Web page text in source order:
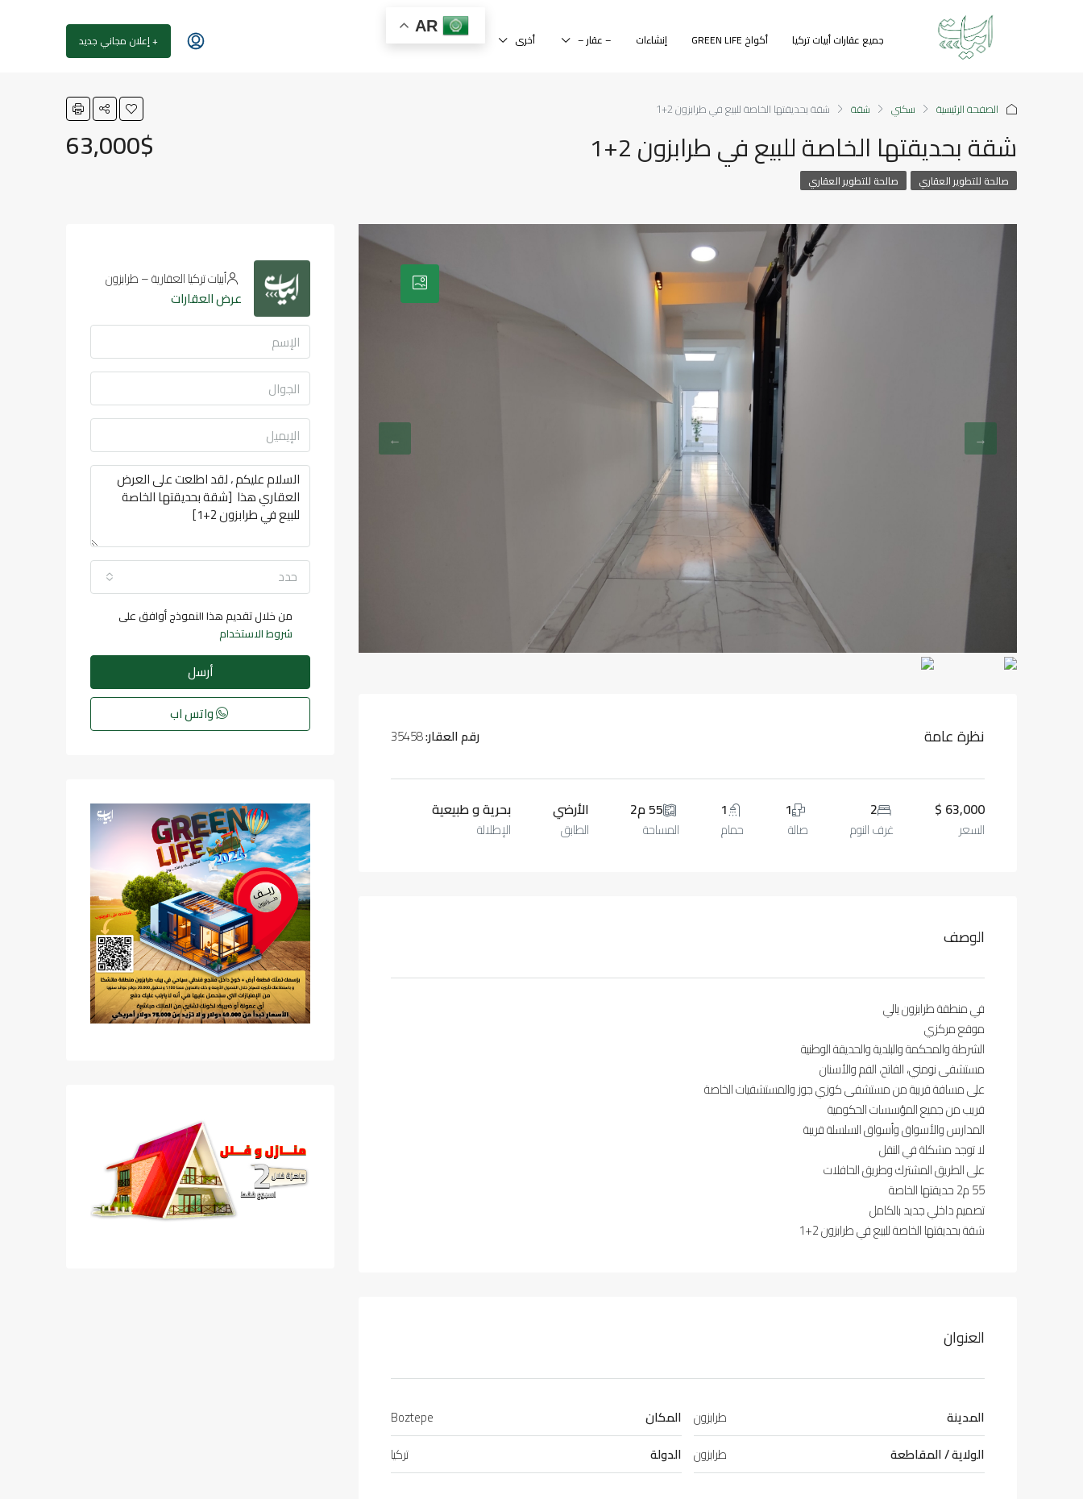
جميع عقارات أبيات تركيا أكواخ GREEN LIFE إنشاءات – عقار – أخرى
AR
+ إعلان مجاني جديد
الصفحة الرئيسية سكني شقة شقة بحديقتها الخاصة للبيع في طرابزون 2+1
شقة بحديقتها الخاصة للبيع في طرابزون 2+1 63,000$
صالحة للتطوير العقاري صالحة للتطوير العقاري
نظرة عامة رقم العقار:
63,000 $
السعر
2
غرف النوم
1
صالة
1
حمام
55 م2
المساحة
الأرضي
الطابق
بحرية و طبيعية
الإطلالة
الوصف
في منطقة طرابزون يالي
موقع مركزي
الشرطة والمحكمة والبلدية والحديقة الوطنية
مستشفى نومني، الفاتح، الفم والأسنان
على مسافة قريبة من مستشفى كوزي جوز والمستشفيات الخاصة
قريب من جميع المؤسسات الحكومية
المدارس والأسواق وأسواق السلسلة قريبة
لا توجد مشكلة في النقل
على الطريق المشترك وطريق الحافلات
55 م2 حديقتها الخاصة
تصميم داخلي جديد بالكامل
شقة بحديقتها الخاصة للبيع في طرابزون 2+1
العنوان
المدينة
طرابزون
الولاية / المقاطعة
طرابزون
المكان
Boztepe
الدولة
تركيا
أبيات تركيا العقارية – طرابزون
عرض العقارات
حدد
من خلال تقديم هذا النموذج أوافق على
شروط الاستخدام
أرسل
واتس اب